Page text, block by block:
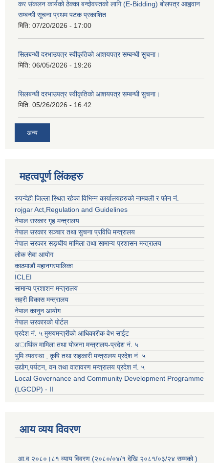
कर संकलन कार्यको ठेक्का बन्दोवस्तको लागि (E-Bidding) बोलपत्र आह्ववान
सम्बन्धी सूचना प्रथम पटक प्रकाशित
मिति: 07/20/2026 - 17:00
सिलबन्धी दरभाउपत्र स्वीकृतिको आशयपत्र सम्बन्धी सुचना।
मिति: 06/05/2026 - 19:26
सिलबन्धी दरभाउपत्र स्वीकृतिको आशयपत्र सम्बन्धी सुचना।
मिति: 05/26/2026 - 16:42
अन्य
महत्वपूर्ण लिंकहरु
रुपन्देही जिल्ला स्थित रहेका विभिन्न कार्यालयहरुको नामवली र फाेन न‌ं.
rojgar Act,Regulation and Guidelines
नेपाल सरकार गृह मन्त्रालय
नेपाल सरकार सञ्चार तथा सुचना प्रविधि मन्त्रालय
नेपाल सरकार सङ्घीय मामिला तथा सामान्य प्रशासन मन्त्रालय
लोक सेवा आयोग
काठमाडौं महानगरपालिका
ICLEI
सामान्य प्रशाशन मन्त्रालय
सहरी विकास मन्त्रालय
नेपाल कानुन आयोग
नेपाल सरकारको पोर्टल
प्रदेश नं. ५ मुख्यमन्त्रीको आधिकारीक वेभ साईट
अार्थिक मामिला तथा योजना मन्त्रालय-प्रदेश नं. ५
भुमि व्यवस्था , कृषि तथा सहकारी मन्त्रालय प्रदेश नं. ५
उद्याेग,पर्यटन, वन तथा वातावरण मन्त्रालय प्रदेश नं. ५
Local Governance and Community Development Programme
(LGCDP) - II
आय व्यय विवरण
आ.व २०८०।८१ व्याय विवरण (२०८०/०४/१ देखि २०८१/०३/२४ सम्मको )